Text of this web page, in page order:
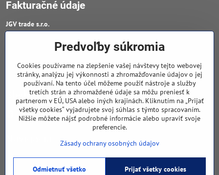
Fakturačné údaje
JGV trade s​.r​.o​.
DIČ : 20223652906
IČ DPH : SK 2023652906
Sledujte naše novinky
Facebook
© Copyright
Predvoľby súkromia
Cookies používame na zlepšenie vašej návštevy tejto webovej
stránky, analýzu jej výkonnosti a zhromažďovanie údajov o jej
používaní. Na tento účel môžeme použiť nástroje a služby
tretích strán a zhromaždené údaje sa môžu preniesť k
partnerom v EÚ, USA alebo iných krajinách. Kliknutím na „Prijať
všetky cookies“ vyjadrujete svoj súhlas s týmto spracovaním.
Nižšie môžete nájsť podrobné informácie alebo upraviť svoje
preferencie.
Zásady ochrany osobných údajov
Prijať všetky cookies
Odmietnuť všetko